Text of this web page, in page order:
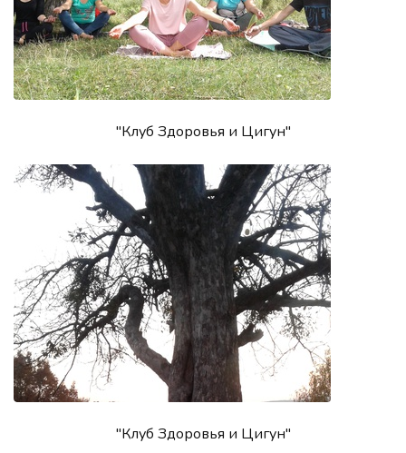
"Клуб Здоровья и Цигун"
"Клуб Здоровья и Цигун"